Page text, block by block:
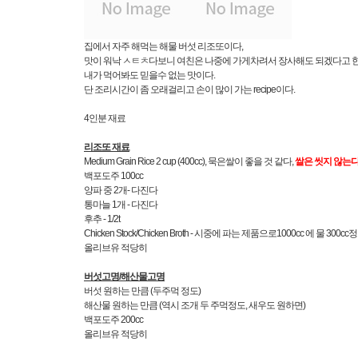
집에서 자주 해먹는 해물 버섯 리조또이다,
맛이 워낙 ㅅㅌㅊ다보니 여친은 나중에 가게차려서 장사해도 되겠다고
내가 먹어봐도 믿을수 없는 맛이다.
단 조리시간이 좀 오래걸리고 손이 많이 가는 recipe이다.
4인분 재료
리조또 재료
Medium Grain Rice 2 cup (400cc), 묵은쌀이 좋을 것 같다,쌀은 씻지 않는
백포도주 100cc
양파 중 2개- 다진다
통마늘 1개 - 다진다
후추 - 1/2t
Chicken Stock/Chicken Broth - 시중에 파는 제품으로1000cc 에 물 300cc
올리브유 적당히
버섯고명/해산물고명
버섯 원하는 만큼 (두주먹 정도)
해산물 원하는 만큼 (역시 조개 두 주먹정도, 새우도 원하면)
백포도주 200cc
올리브유 적당히